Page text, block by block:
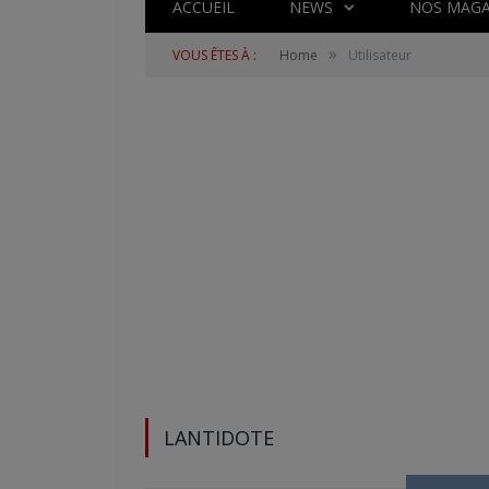
ACCUEIL NEWS NOS
VOUS ÊTES À : Home » Utilisateur
LANTIDOTE